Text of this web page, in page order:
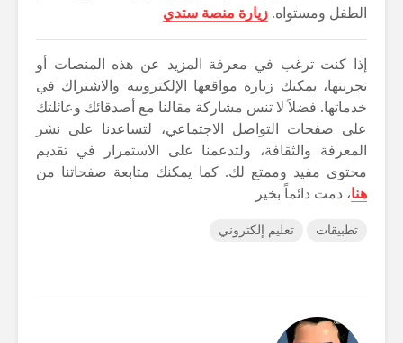
الطفل ومستواه. زيارة منصة ستدي
إذا كنت ترغب في معرفة المزيد عن هذه المنصات أو
تجربتها، يمكنك زيارة مواقعها الإلكترونية والاشتراك في
خدماتها. فضلاً لا تنس مشاركة مقالنا مع أصدقائك وعائلتك
على صفحات التواصل الاجتماعي، لتساعدنا على نشر
المعرفة والثقافة، ولتدعمنا على الاستمرار في تقديم
محتوى مفيد وممتع لك. كما يمكنك متابعة صفحاتنا من
هنا، دمت دائماً بخير
تطبيقات تعليم إلكتروني